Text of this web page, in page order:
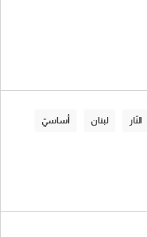
النّار لبنان أساسيّ